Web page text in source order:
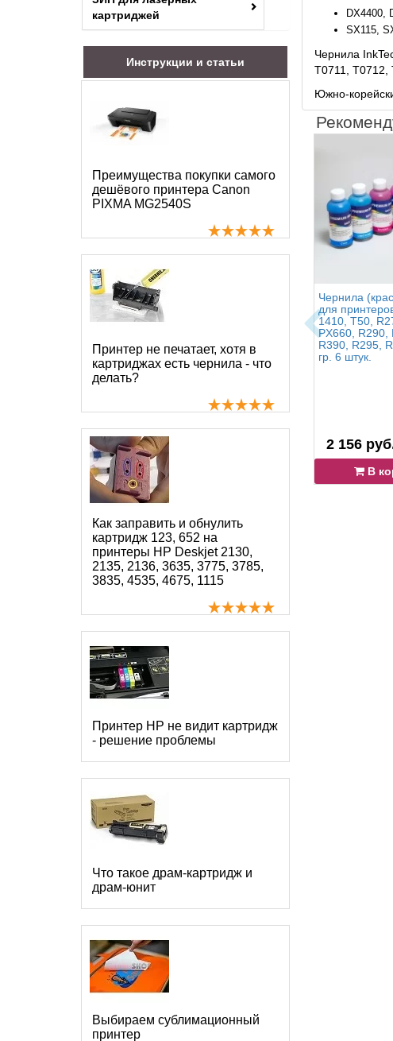
картриджей
Инструкции и статьи
Преимущества покупки самого
дешёвого принтера Canon
PIXMA MG2540S
Принтер не печатает, хотя в
картриджах есть чернила - что
делать?
Как заправить и обнулить
картридж 123, 652 на
принтеры HP Deskjet 2130,
2135, 2136, 3635, 3775, 3785,
3835, 4535, 4675, 1115
Принтер HP не видит картридж
- решение проблемы
Что такое драм-картридж и
драм-юнит
Выбираем сублимационный
принтер
DX4400,
SX115,
Чернила
T0711, T0712,
Южно-
Чернила
для
1410, T50,
PX660, R290,
R390, R295,
гр. 6 штук.
2 156
В